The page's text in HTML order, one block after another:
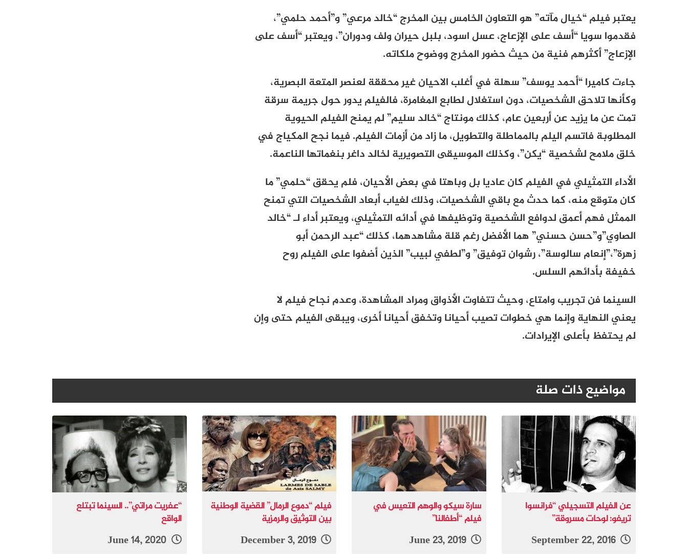
يعتبر فيلم “خيال مآته” هو التعاون الخامس بين المخرج “خالد مرعي” و”أحمد حلمي”،
فقدموا سويا “أسف على الإزعاج، عسل اسود، بلبل حيران ولف ودوران”، ويعتبر “أسف على
الإزعاج” أكثرهم فنية من حيث حضور المخرج ووضوح ملكاته.
جاءت كاميرا “أحمد يوسف” سهلة في أغلب الاحيان غير محققة لعنصر المتعة البصرية،
وكأنها تلاحق الشخصيات، دون استغلال لطابع المغامرة، فالفيلم يدور حول جريمة سرقة
تمت عن ما يزيد عن أربعين عام، كذلك مونتاج “خالد سليم” لم يمنح الفيلم الحيوية
المطلوبة فاتسم اليلم بالمماطلة والتطويل، ما زاد من أزمات الفيلم. فيما نجح المكياج في
خلق ملامح لشخصية “يكن”، وكذلك الموسيقى التصويرية لخالد داغر بنغماتها الناعمة.
الأداء التمثيلي في الفيلم كان عاديا بل وباهتا في بعض الأحيان، فلم يحقق “حلمي” ما
كان متوقع منه، كما حدث مع باقي الشخصيات، وذلك لغياب أبعاد الشخصيات التي تمنح
الممثل فهم أعمق لدوافع الشخصية وتوظيفها في أدائه التمثيلي، ويعتبر أداء لـ “خالد
الصاوي”و”حسن حسني” هما الأفضل رغم قلة مشاهدهما، كذلك “عبد الرحمن أبو
زهرة”،”إنعام سالوسة”، رشوان توفيق” و”لطفي لبيب” الذين أضفوا على الفيلم روح
خفيفة بأدائهم السلس.
السينما فن تجريب وامتاع، وحيث تتفاوت الأذواق ومراد المشاهدة، وعدم نجاح فيلم لا
يعني النهاية وإنما هي خطوات تصيب أحيانا وتخفق أحيانا أخرى، ويبقى الفيلم حتى وإن
لم يحتفظ بأعلى الإيرادات.
مواضيع ذات صلة
عن الفيلم التسجيلي “فرانسوا
تريفو: لوحات مسروقة”
September 22, 2016
سارة سيكو والوهم التعيس في
فيلم “أطفالنا”
June 23, 2019
فيلم “دموع الرمال” القضية الوطنية
بين التوثيق والرمزية
December 3, 2019
“عفريت مراتي”.. السينما تبتلع
الواقع
June 14, 2020